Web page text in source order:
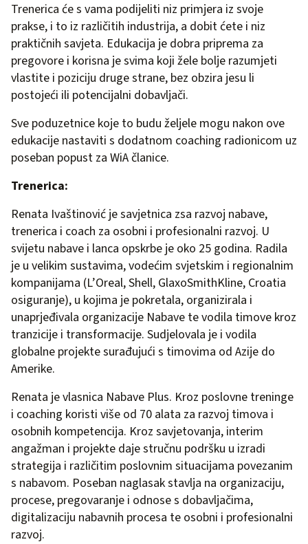
Trenerica će s vama podijeliti niz primjera iz svoje
prakse, i to iz različitih industrija, a dobit ćete i niz
praktičnih savjeta. Edukacija je dobra priprema za
pregovore i korisna je svima koji žele bolje razumjeti
vlastite i poziciju druge strane, bez obzira jesu li
postojeći ili potencijalni dobavljači.
Sve poduzetnice koje to budu željele mogu nakon ove
edukacije nastaviti s dodatnom coaching radionicom uz
poseban popust za WiA članice.
Trenerica:
Renata Ivaštinović je savjetnica zsa razvoj nabave,
trenerica i coach za osobni i profesionalni razvoj. U
svijetu nabave i lanca opskrbe je oko 25 godina. Radila
je u velikim sustavima, vodećim svjetskim i regionalnim
kompanijama (L’Oreal, Shell, GlaxoSmithKline, Croatia
osiguranje), u kojima je pokretala, organizirala i
unaprjeđivala organizacije Nabave te vodila timove kroz
tranzicije i transformacije. Sudjelovala je i vodila
globalne projekte surađujući s timovima od Azije do
Amerike.
Renata je vlasnica Nabave Plus. Kroz poslovne treninge
i coaching koristi više od 70 alata za razvoj timova i
osobnih kompetencija. Kroz savjetovanja, interim
angažman i projekte daje stručnu podršku u izradi
strategija i različitim poslovnim situacijama povezanim
s nabavom. Poseban naglasak stavlja na organizaciju,
procese, pregovaranje i odnose s dobavljačima,
digitalizaciju nabavnih procesa te osobni i profesionalni
razvoj.